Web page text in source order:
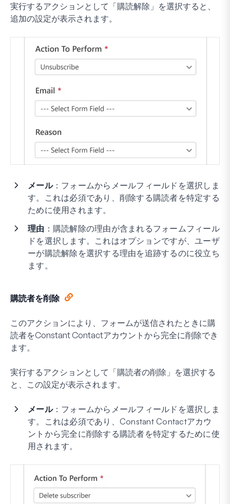
実行するアクションとして「購読解除」を選択すると、
追加の設定が表示されます。
メール：フォームからメールフィールドを選択しま
す。これは必須であり、削除する購読者を特定する
ために使用されます。
理由 ：購読解除の理由が含まれるフォームフィール
ドを選択します。これはオプションですが、ユーザ
ーが購読解除を選択する理由を追跡するのに役立ち
ます。
購読者を削除
このアクションにより、フォームが送信されたときに購
読者をConstant Contactアカウントから完全に削除でき
ます。
実行するアクションとして「購読者の削除」を選択する
と、この設定が表示されます。
メール：フォームからメールフィールドを選択しま
す。これは必須であり、Constant Contactアカウ
ントから完全に削除する購読者を特定するために使
用されます。